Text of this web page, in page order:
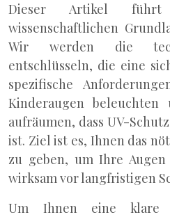
Dieser Artikel
wissenschaftlichen
Wir werden die
entschlüsseln, die eine
spezifische
Kinderaugen
aufräumen, dass UV-
ist. Ziel ist es, Ihnen das
zu geben, um Ihre
wirksam vor langfristigen
Um Ihnen eine klare